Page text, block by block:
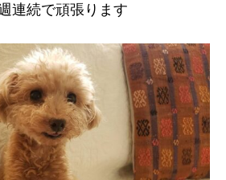
連続で頑張ります